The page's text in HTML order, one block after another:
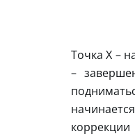
Точка X –
–